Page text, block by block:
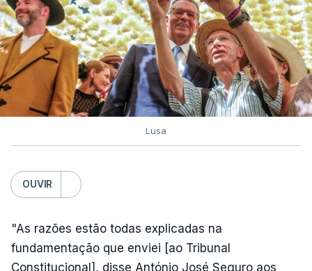
Lusa
OUVIR
"As razões estão todas explicadas na
fundamentação que enviei [ao Tribunal
Constitucional], disse António José Seguro aos